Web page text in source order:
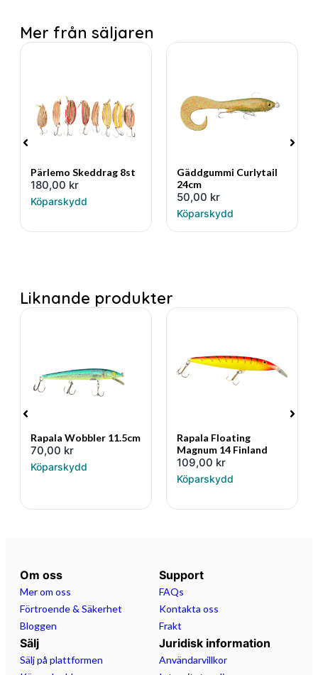
Mer från säljaren
Pärlemo Skeddrag 8st
180,00 kr
Köparskydd
Gäddgummi Curlytail
24cm
50,00 kr
Köparskydd
Liknande produkter
Rapala Wobbler 11.5cm
70,00 kr
Köparskydd
Rapala Floating
Magnum 14 Finland
109,00 kr
Köparskydd
Om oss
Mer om oss
Förtroende & Säkerhet
Bloggen
Support
FAQs
Kontakta oss
Frakt
Sälj
Sälj på plattformen
Juridisk information
Användarvillkor